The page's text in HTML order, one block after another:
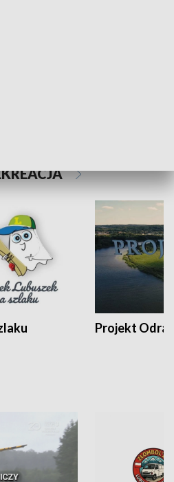
Projekt Odra